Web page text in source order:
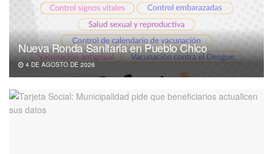
Nueva Ronda Sanitaria en Pueblo Chico
4 DE AGOSTO DE 2026